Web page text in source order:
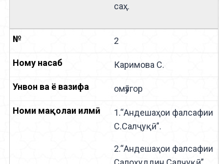
саҳ.
2
Каримова С.
омӯзгор
1.“Андешаҳои фалсафии
С.Салҷуқӣ”.
2.“Андешаҳои фалсафии